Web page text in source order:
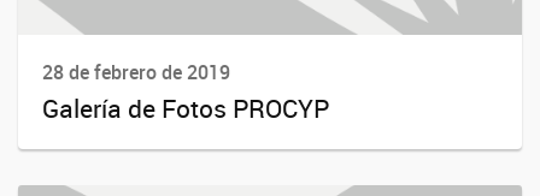
28 de febrero de 2019
Galería de Fotos PROCYP